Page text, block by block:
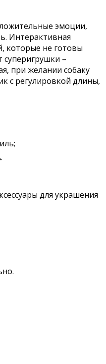
эмоции,
Интерактивная
которые не готовы
–
при желании собаку
с регулировкой длины,
для украшения